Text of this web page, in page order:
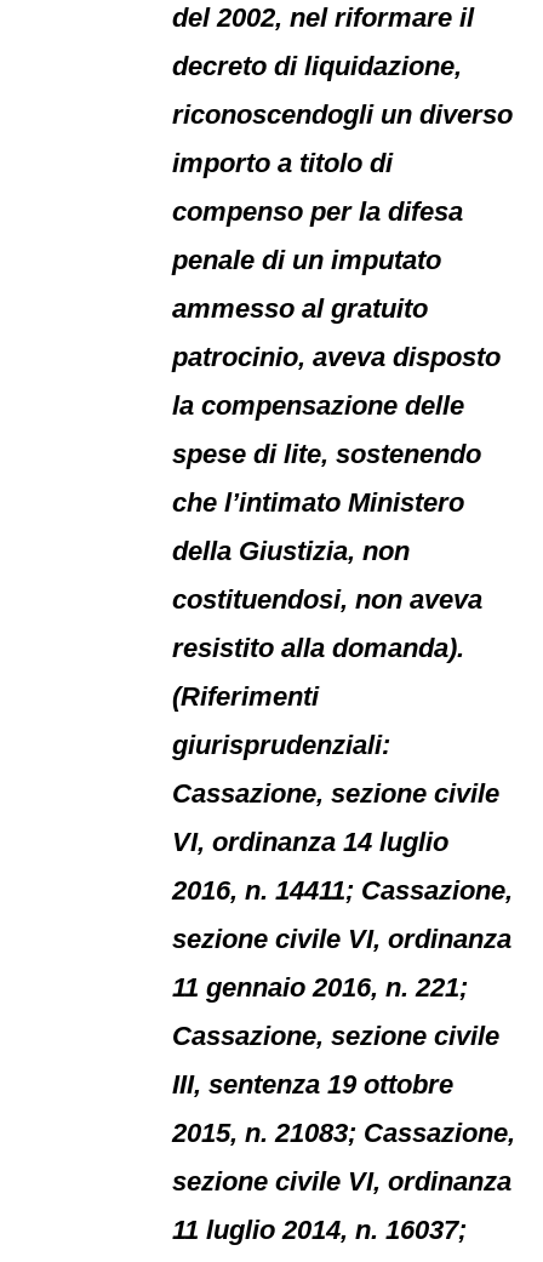
del 2002, nel riformare il
decreto di liquidazione,
riconoscendogli un diverso
importo a titolo di
compenso per la difesa
penale di un imputato
ammesso al gratuito
patrocinio, aveva disposto
la compensazione delle
spese di lite, sostenendo
che l’intimato Ministero
della Giustizia, non
costituendosi, non aveva
resistito alla domanda).
(Riferimenti
giurisprudenziali:
Cassazione, sezione civile
VI, ordinanza 14 luglio
2016, n. 14411; Cassazione,
sezione civile VI, ordinanza
11 gennaio 2016, n. 221;
Cassazione, sezione civile
III, sentenza 19 ottobre
2015, n. 21083; Cassazione,
sezione civile VI, ordinanza
11 luglio 2014, n. 16037;